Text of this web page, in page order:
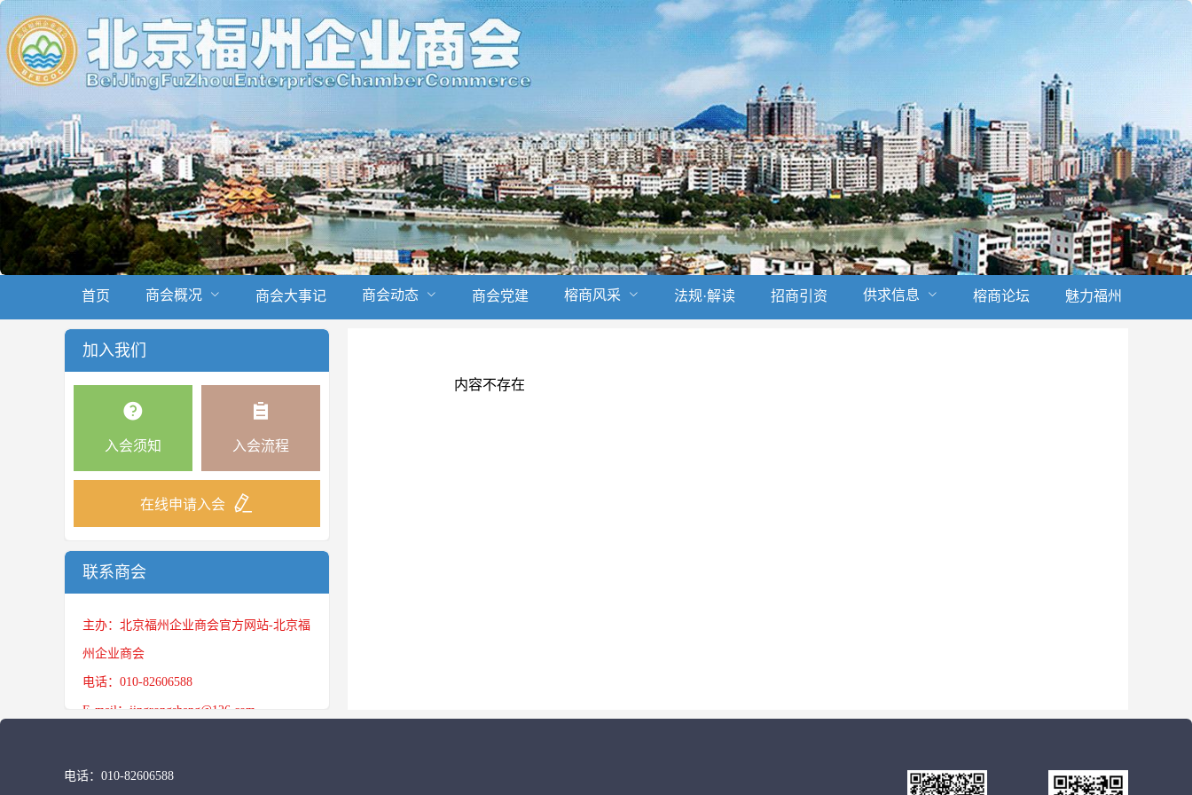
首页 商会概况 商会大事记 商会动态 商会党建 榕商风采 法规·解读 招商引资 供求信息 榕商论坛 魅力福州
加入我们
入会须知 入会流程
在线申请入会
联系商会
主办：北京福州企业商会官方网站-北京福
州企业商会
电话：010-82606588
E-mail：jingrongshang@126.com
内容不存在
电话： 010-82606588